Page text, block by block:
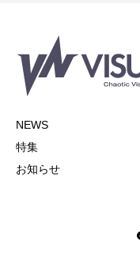
NEWS
特集
お知らせ